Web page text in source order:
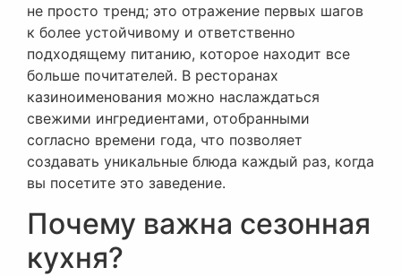
не просто тренд; это отражение первых шагов
к более устойчивому и ответственно
подходящему питанию, которое находит все
больше почитателей. В ресторанах
казиноименования можно наслаждаться
свежими ингредиентами, отобранными
согласно времени года, что позволяет
создавать уникальные блюда каждый раз, когда
вы посетите это заведение.
Почему важна сезонная
кухня?